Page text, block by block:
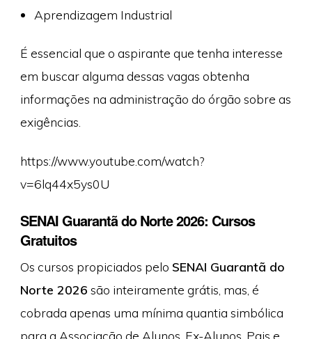
Aprendizagem Industrial
É essencial que o aspirante que tenha interesse
em buscar alguma dessas vagas obtenha
informações na administração do órgão sobre as
exigências.
https://www.youtube.com/watch?
v=6lq44x5ys0U
SENAI Guarantã do Norte 2026: Cursos
Gratuitos
Os cursos propiciados pelo SENAI Guarantã do
Norte 2026 são inteiramente grátis, mas, é
cobrada apenas uma mínima quantia simbólica
para a Associação de Alunos, Ex-Alunos, Pais e